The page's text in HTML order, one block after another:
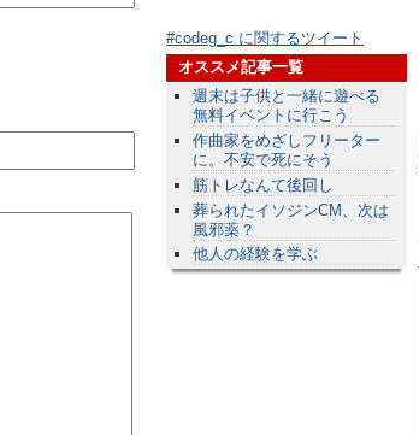
#codeg_c に関するツイート
オススメ記事一覧
週末は子供と一緒に遊べる
無料イベントに行こう
作曲家をめざしフリーター
に。不安で死にそう
筋トレなんて後回し
葬られたイソジンCM、次は
風邪薬？
他人の経験を学ぶ